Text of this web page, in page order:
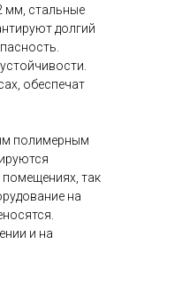
мм, стальные
долгий
обеспечат
полимерным
так
на
и на